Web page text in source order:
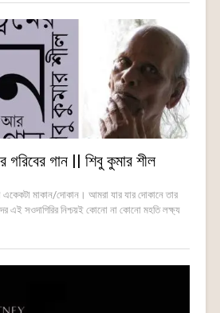
গরিবের গান || শিবু কুমার শীল
একেকটা মাকান/দোকান। আমরা যার যার দোকানে তার
এই সওদাগিরির নিশ্চয়ই কোনো না কোনো মহতি লক্ষ্য